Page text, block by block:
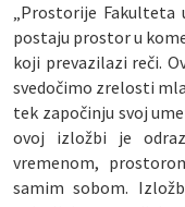
„Prostorije
postaju prostor u
koji prevazilazi reči.
svedočimo zrelosti
tek započinju svoj
ovoj izložbi je
vremenom,
samim sobom.